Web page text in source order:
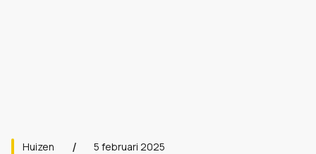
Huizen 5 februari 2025